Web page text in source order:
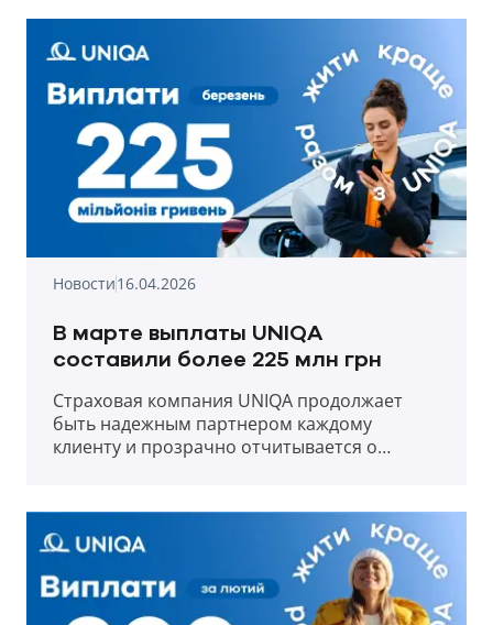
Новости16.04.2026
В марте выплаты UNIQA
составили более 225 млн грн
Страховая компания UNIQA продолжает
быть надежным партнером каждому
клиенту и прозрачно отчитывается о